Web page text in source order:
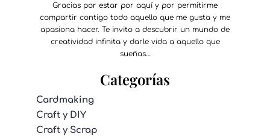
Gracias por estar por aquí y por permitirme
compartir contigo todo aquello que me gusta y me
apasiona hacer. Te invito a descubrir un mundo de
creatividad infinita y darle vida a aquello que
sueñas…
Categorías
Cardmaking
Craft y DIY
Craft y Scrap